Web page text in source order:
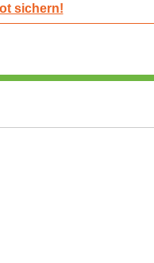
sichern!